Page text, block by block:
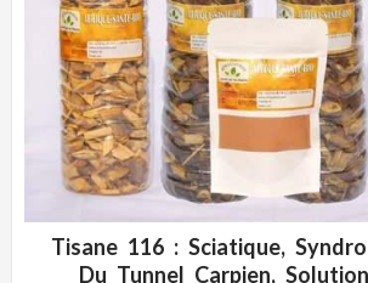
ADD WISHLIST
Tisane 116 : Sciatique,
Du Tunnel Carpien, Solution